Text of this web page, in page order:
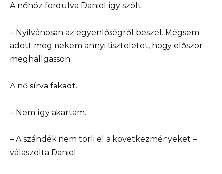
A nőhöz fordulva Daniel így szólt:
– Nyilvánosan az egyenlőségről beszél. Mégsem
adott meg nekem annyi tiszteletet, hogy először
meghallgasson.
A nő sírva fakadt.
– Nem így akartam.
– A szándék nem törli el a következményeket –
válaszolta Daniel.